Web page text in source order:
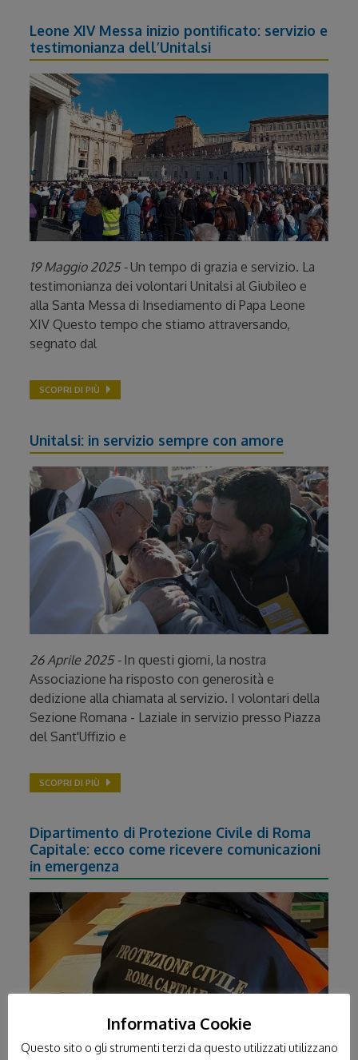
Leone XIV Messa inizio pontificato: servizio e
testimonianza dell’Unitalsi
19 Maggio 2025 -Un tempo di grazia e servizio. La
testimonianza dei volontari Unitalsi al Giubileo e
alla Santa Messa di Insediamento di Papa Leone
XIV Questo tempo che stiamo attraversando,
segnato dal
SCOPRI DI PIÙ
Unitalsi: in servizio sempre con amore
26 Aprile 2025 - In questi giorni, la nostra
Associazione ha risposto con generosità e
dedizione alla chiamata al servizio. I volontari della
Sezione Romana - Laziale in servizio presso Piazza
del Sant'Uffizio e
SCOPRI DI PIÙ
Dipartimento di Protezione Civile di Roma
Capitale: ecco come ricevere comunicazioni
in emergenza
Informativa Cookie
Questo sito o gli strumenti terzi da questo utilizzati utilizzano